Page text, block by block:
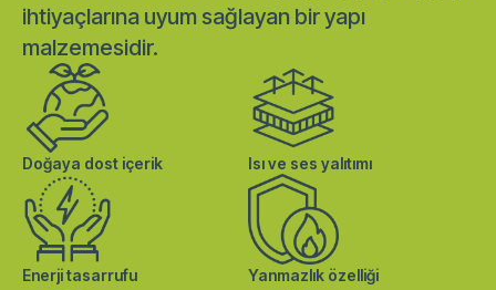
ihtiyaçlarına uyum sağlayan bir yapı
malzemesidir.
Doğaya dost içerik Isı ve ses yalıtımı
Enerji tasarrufu Yanmazlık özelliği